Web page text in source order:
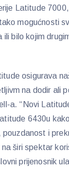
Latitude
mogućnosti
bilo kojim
osigurava
na dodir ali
a. “Novi
6430u
i
širi spektar
prijenosnik